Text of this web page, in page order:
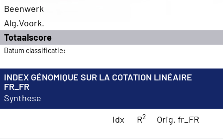
Beenwerk
Alg.Voork.
Totaalscore
Datum classificatie:
INDEX GÉNOMIQUE SUR LA COTATION LINÉAIRE
FR_FR
Synthese
Idx
R2 Orig. fr_FR